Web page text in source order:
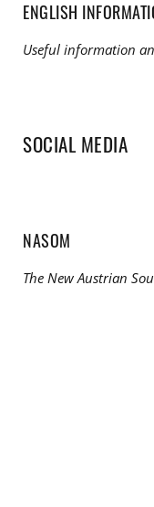
ENGLISH
Useful information
SOCIAL MEDIA
NASOM
The New Austrian